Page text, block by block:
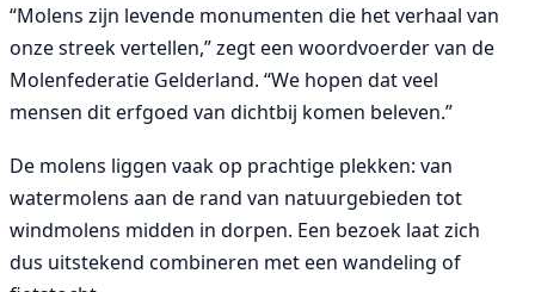
“Molens zijn levende monumenten die het verhaal van
onze streek vertellen,” zegt een woordvoerder van de
Molenfederatie Gelderland. “We hopen dat veel
mensen dit erfgoed van dichtbij komen beleven.”
De molens liggen vaak op prachtige plekken: van
watermolens aan de rand van natuurgebieden tot
windmolens midden in dorpen. Een bezoek laat zich
dus uitstekend combineren met een wandeling of